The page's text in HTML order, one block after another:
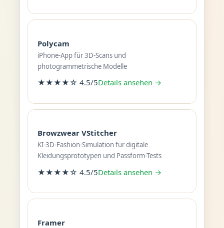
Polycam
iPhone-App für 3D-Scans und
photogrammetrische Modelle
★★★★☆ 4.5/5Details ansehen →
Browzwear VStitcher
KI-3D-Fashion-Simulation für digitale
Kleidungsprototypen und Passform-Tests
★★★★☆ 4.5/5Details ansehen →
Framer